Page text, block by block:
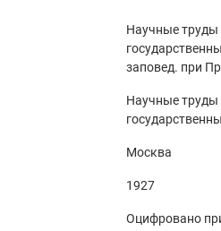
Научные труды
заповед. при
Научные труды
Москва
1927
Оцифровано